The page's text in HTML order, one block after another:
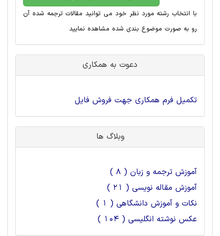
با انتخاب رشته مورد نظر خود می توانید مقالات ترجمه شده آن
رو به صورت موضوع بندی شده مشاهده نمایید
دعوت به همکاری
تکمیل فرم همکاری جهت فروش فایل
وبلاگ ها
آموزش ترجمه و زبان ( 8 )
آموزش مقاله نویسی ( 21 )
نکات و آموزش دانشگاهی ( 1 )
عکس نوشته انگلیسی ( 104 )